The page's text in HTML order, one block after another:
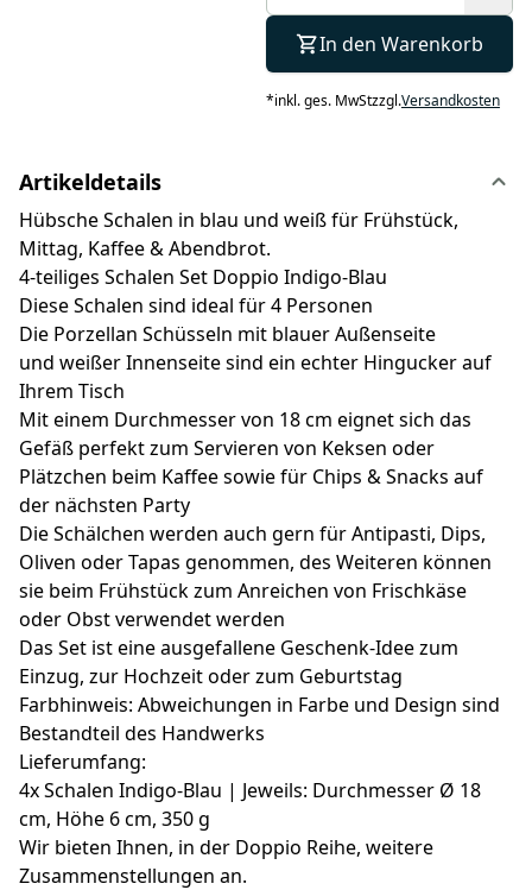
In den Warenkorb
*inkl. ges. MwStzzgl.Versandkosten
Artikeldetails
Hübsche Schalen in blau und weiß für Frühstück,
Mittag, Kaffee & Abendbrot.
4-teiliges Schalen Set Doppio Indigo-Blau
Diese Schalen sind ideal für 4 Personen
Die Porzellan Schüsseln mit blauer Außenseite
und weißer Innenseite sind ein echter Hingucker auf
Ihrem Tisch
Mit einem Durchmesser von 18 cm eignet sich das
Gefäß perfekt zum Servieren von Keksen oder
Plätzchen beim Kaffee sowie für Chips & Snacks auf
der nächsten Party
Die Schälchen werden auch gern für Antipasti, Dips,
Oliven oder Tapas genommen, des Weiteren können
sie beim Frühstück zum Anreichen von Frischkäse
oder Obst verwendet werden
Das Set ist eine ausgefallene Geschenk-Idee zum
Einzug, zur Hochzeit oder zum Geburtstag
Farbhinweis: Abweichungen in Farbe und Design sind
Bestandteil des Handwerks
Lieferumfang:
4x Schalen Indigo-Blau | Jeweils: Durchmesser Ø 18
cm, Höhe 6 cm, 350 g
Wir bieten Ihnen, in der Doppio Reihe, weitere
Zusammenstellungen an.